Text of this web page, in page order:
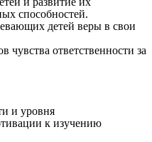
способностей.
детей веры в свои
чувства ответственности за
и уровня
к изучению